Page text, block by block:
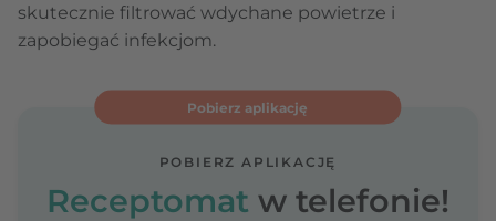
skutecznie filtrować wdychane powietrze i
zapobiegać infekcjom.
Pobierz aplikację
POBIERZ APLIKACJĘ
Receptomat w telefonie!